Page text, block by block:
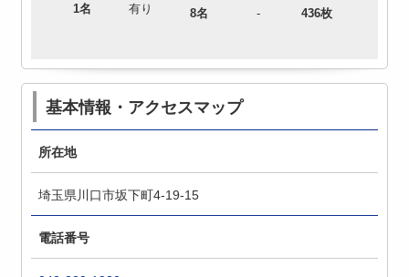
1名 有り 8名 - 436枚
基本情報・アクセスマップ
所在地
埼玉県川口市坂下町4-19-15
電話番号